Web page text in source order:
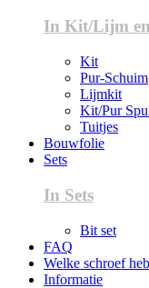
In Kit/Lijm
Kit
Pur-Schuim
Lijmkit
Kit/Pur
Tuitjes
Bouwfolie
Sets
In Sets
Bit set
FAQ
Welke schroef
Informatie